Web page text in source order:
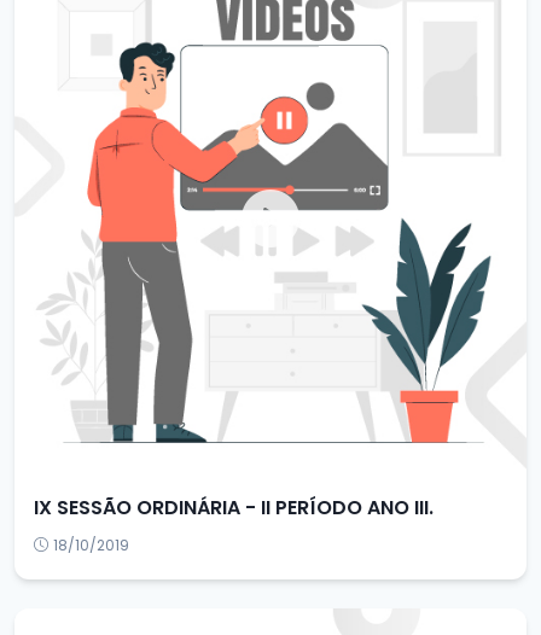
IX SESSÃO ORDINÁRIA - II PERÍODO ANO III.
18/10/2019